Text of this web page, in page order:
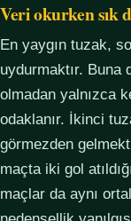
Veri okurken sık
En yaygın tuzak,
uydurmaktır. Buna
olmadan yalnızca
odaklanır. İkinci
görmezden
maçta iki gol
maçlar da aynı